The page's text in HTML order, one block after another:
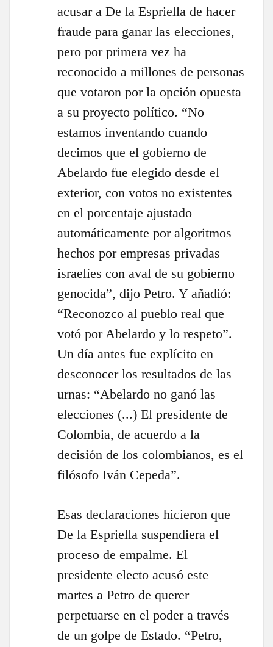
acusar a De la Espriella de hacer
fraude para ganar las elecciones,
pero por primera vez ha
reconocido a millones de personas
que votaron por la opción opuesta
a su proyecto político. “No
estamos inventando cuando
decimos que el gobierno de
Abelardo fue elegido desde el
exterior, con votos no existentes
en el porcentaje ajustado
automáticamente por algoritmos
hechos por empresas privadas
israelíes con aval de su gobierno
genocida”, dijo Petro. Y añadió:
“Reconozco al pueblo real que
votó por Abelardo y lo respeto”.
Un día antes fue explícito en
desconocer los resultados de las
urnas: “Abelardo no ganó las
elecciones (...) El presidente de
Colombia, de acuerdo a la
decisión de los colombianos, es el
filósofo Iván Cepeda”.
Esas declaraciones hicieron que
De la Espriella suspendiera el
proceso de empalme. El
presidente electo acusó este
martes a Petro de querer
perpetuarse en el poder a través
de un golpe de Estado. “Petro,